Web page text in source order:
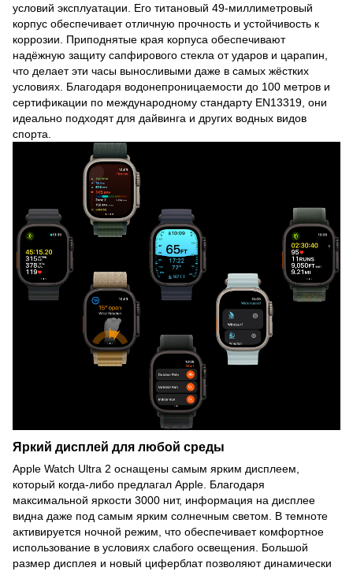
условий эксплуатации. Его титановый 49-миллиметровый
корпус обеспечивает отличную прочность и устойчивость к
коррозии. Приподнятые края корпуса обеспечивают
надёжную защиту сапфирового стекла от ударов и царапин,
что делает эти часы выносливыми даже в самых жёстких
условиях. Благодаря водонепроницаемости до 100 метров и
сертификации по международному стандарту EN13319, они
идеально подходят для дайвинга и других водных видов
спорта.
Яркий дисплей для любой среды
Apple Watch Ultra 2 оснащены самым ярким дисплеем,
который когда-либо предлагал Apple. Благодаря
максимальной яркости 3000 нит, информация на дисплее
видна даже под самым ярким солнечным светом. В темноте
активируется ночной режим, что обеспечивает комфортное
использование в условиях слабого освещения. Большой
размер дисплея и новый циферблат позволяют динамически